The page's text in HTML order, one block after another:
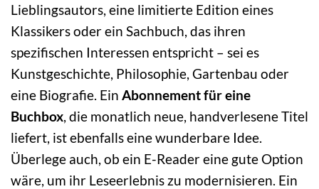
Lieblingsautors, eine limitierte Edition eines
Klassikers oder ein Sachbuch, das ihren
spezifischen Interessen entspricht – sei es
Kunstgeschichte, Philosophie, Gartenbau oder
eine Biografie. Ein Abonnement für eine
Buchbox, die monatlich neue, handverlesene Titel
liefert, ist ebenfalls eine wunderbare Idee.
Überlege auch, ob ein E-Reader eine gute Option
wäre, um ihr Leseerlebnis zu modernisieren. Ein